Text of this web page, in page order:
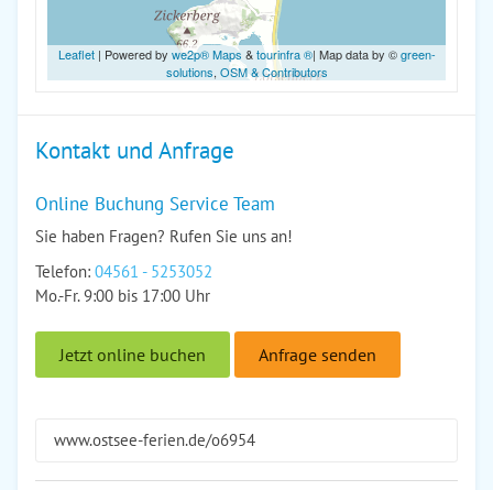
Leaflet| Powered by we2p® Maps &tourinfra ®| Map data by ©green-
solutions, OSM & Contributors
Kontakt und Anfrage
Online Buchung Service Team
Sie haben Fragen? Rufen Sie uns an!
Telefon: 04561 - 5253052
Mo.-Fr. 9:00 bis 17:00 Uhr
Jetzt online buchen Anfrage senden
www.ostsee-ferien.de/o6954